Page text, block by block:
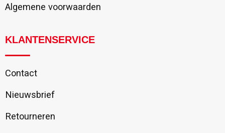
Algemene voorwaarden
KLANTENSERVICE
Contact
Nieuwsbrief
Retourneren